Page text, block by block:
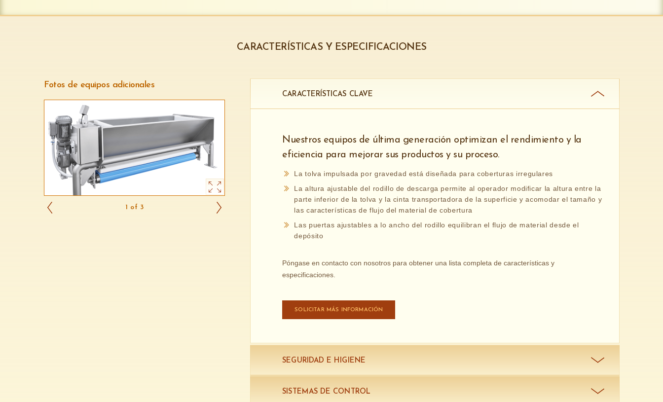
CARACTERÍSTICAS Y ESPECIFICACIONES
Fotos de equipos adicionales
1 of 3
CARACTERÍSTICAS CLAVE
Nuestros equipos de última generación optimizan el rendimiento y la
eficiencia para mejorar sus productos y su proceso.
La tolva impulsada por gravedad está diseñada para coberturas irregulares
La altura ajustable del rodillo de descarga permite al operador modificar la altura entre la
parte inferior de la tolva y la cinta transportadora de la superficie y acomodar el tamaño y
las características de flujo del material de cobertura
Las puertas ajustables a lo ancho del rodillo equilibran el flujo de material desde el
depósito
Póngase en contacto con nosotros para obtener una lista completa de características y
especificaciones.
SOLICITAR MÁS INFORMACIÓN
SEGURIDAD E HIGIENE
SISTEMAS DE CONTROL